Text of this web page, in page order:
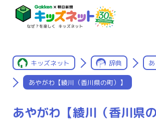
キッズネット 辞典 あ
あやがわ【綾川（香川県の町）】
あやがわ【綾川（香川県の